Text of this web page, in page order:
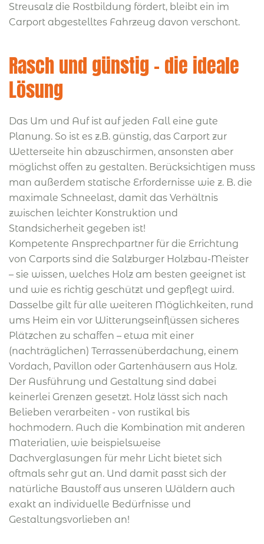
Streusalz die Rostbildung fördert, bleibt ein im
Carport abgestelltes Fahrzeug davon verschont.
Rasch und günstig – die ideale
Lösung
Das Um und Auf ist auf jeden Fall eine gute
Planung. So ist es z.B. günstig, das Carport zur
Wetterseite hin abzuschirmen, ansonsten aber
möglichst offen zu gestalten. Berücksichtigen muss
man außerdem statische Erfordernisse wie z. B. die
maximale Schneelast, damit das Verhältnis
zwischen leichter Konstruktion und
Standsicherheit gegeben ist!
Kompetente Ansprechpartner für die Errichtung
von Carports sind die Salzburger Holzbau-Meister
– sie wissen, welches Holz am besten geeignet ist
und wie es richtig geschützt und gepflegt wird.
Dasselbe gilt für alle weiteren Möglichkeiten, rund
ums Heim ein vor Witterungseinflüssen sicheres
Plätzchen zu schaffen – etwa mit einer
(nachträglichen) Terrassenüberdachung, einem
Vordach, Pavillon oder Gartenhäusern aus Holz.
Der Ausführung und Gestaltung sind dabei
keinerlei Grenzen gesetzt. Holz lässt sich nach
Belieben verarbeiten - von rustikal bis
hochmodern. Auch die Kombination mit anderen
Materialien, wie beispielsweise
Dachverglasungen für mehr Licht bietet sich
oftmals sehr gut an. Und damit passt sich der
natürliche Baustoff aus unseren Wäldern auch
exakt an individuelle Bedürfnisse und
Gestaltungsvorlieben an!